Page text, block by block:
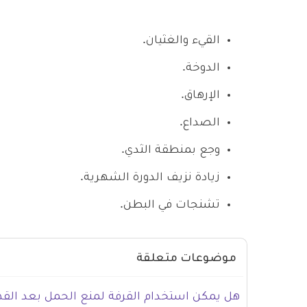
القيء والغثيان.
الدوخة.
الإرهاق.
الصداع.
وجع بمنطقة الثدي.
زيادة نزيف الدورة الشهرية.
تشنجات في البطن.
موضوعات متعلقة
هل يمكن استخدام القرفة لمنع الحمل بعد